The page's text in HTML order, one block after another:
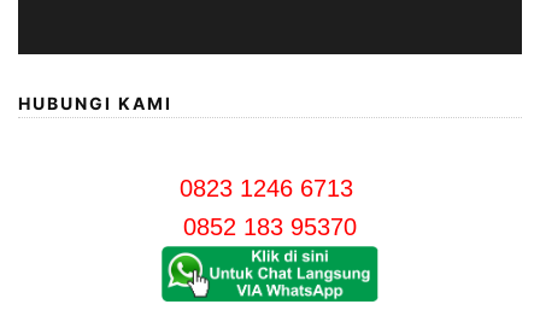
HUBUNGI KAMI
0823 1246 6713
0852 183 95370